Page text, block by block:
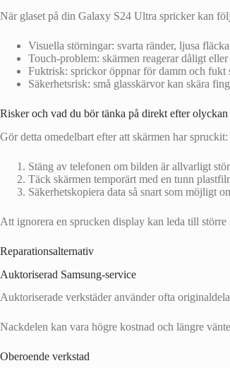
När glaset på din Galaxy S24 Ultra spricker kan
Visuella störningar: svarta ränder, ljusa
Touch-problem: skärmen reagerar dåligt
Fuktrisk: sprickor öppnar för damm och fukt
Säkerhetsrisk: små glasskärvor kan skära
Risker och vad du bör tänka på direkt efter olyckan
Gör detta omedelbart efter att skärmen har spruckit:
Stäng av telefonen om bilden är allvarligt
Täck skärmen temporärt med en tunn
Säkerhetskopiera data så snart som möjligt
Att ignorera en sprucken display kan leda till
Reparationsalternativ
Auktoriserad Samsung-service
Auktoriserade verkstäder använder ofta
Nackdelen kan vara högre kostnad och längre
Oberoende verkstad